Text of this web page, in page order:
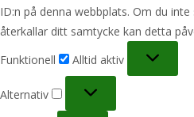
ID:n på denna webbplats. Om du
återkallar ditt samtycke kan detta
Funktionell
Alltid aktiv
Alternativ